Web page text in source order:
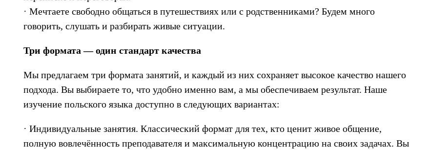
· Мечтаете свободно общаться в путешествиях или с родственниками? Будем много
говорить, слушать и разбирать живые ситуации.
Три формата — один стандарт качества
Мы предлагаем три формата занятий, и каждый из них сохраняет высокое качество нашего
подхода. Вы выбираете то, что удобно именно вам, а мы обеспечиваем результат. Наше
изучение польского языка доступно в следующих вариантах:
· Индивидуальные занятия. Классический формат для тех, кто ценит живое общение,
полную вовлечённость преподавателя и максимальную концентрацию на своих задачах. Вы